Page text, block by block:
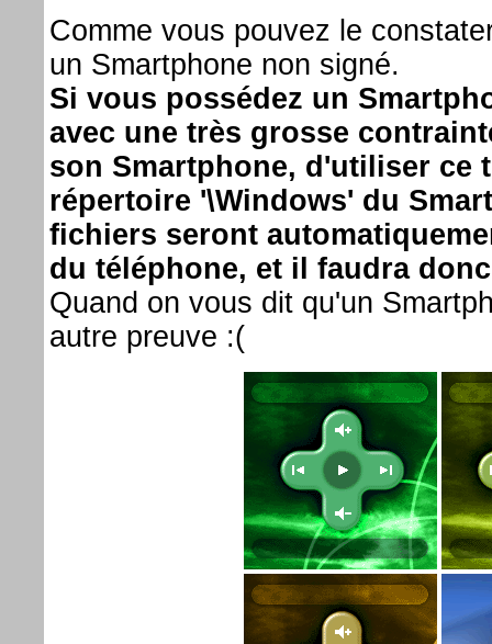
Comme vous pouvez le
un Smartphone non signé.
Si vous possédez un
avec une très grosse
son Smartphone, d'utiliser ce
répertoire '\Windows' du
fichiers seront
du téléphone, et il faudra
Quand on vous dit qu'un
autre preuve :(